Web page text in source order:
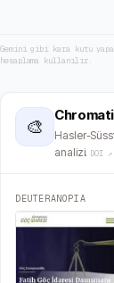
Gemini gibi kara kutu
hesaplama kullanılır.
🎨
Hasler-
analizi. DOI ↗
DEUTERANOPIA